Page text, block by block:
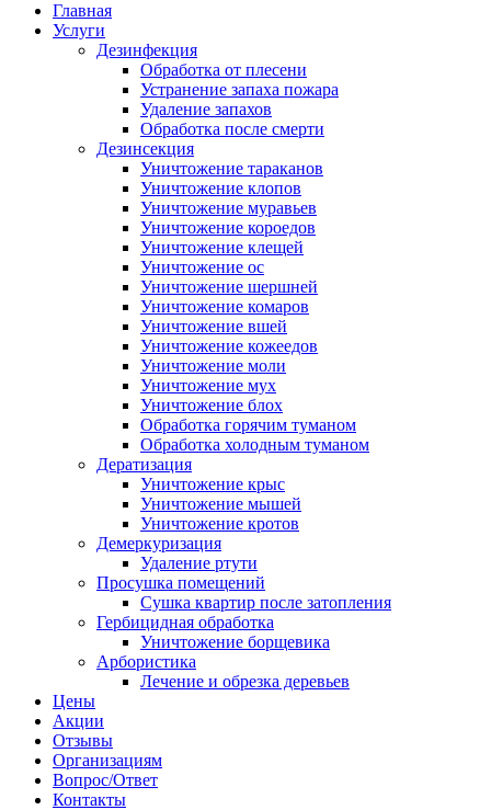
Главная
Услуги
Дезинфекция
Обработка от плесени
Устранение запаха пожара
Удаление запахов
Обработка после смерти
Дезинсекция
Уничтожение тараканов
Уничтожение клопов
Уничтожение муравьев
Уничтожение короедов
Уничтожение клещей
Уничтожение ос
Уничтожение шершней
Уничтожение комаров
Уничтожение вшей
Уничтожение кожеедов
Уничтожение моли
Уничтожение мух
Уничтожение блох
Обработка горячим туманом
Обработка холодным туманом
Дератизация
Уничтожение крыс
Уничтожение мышей
Уничтожение кротов
Демеркуризация
Удаление ртути
Просушка помещений
Сушка квартир после затопления
Гербицидная обработка
Уничтожение борщевика
Арбористика
Лечение и обрезка деревьев
Цены
Акции
Отзывы
Организациям
Вопрос/Ответ
Контакты